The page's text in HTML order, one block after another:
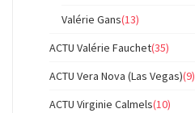
Valérie Gans(13)
ACTU Valérie Fauchet(35)
ACTU Vera Nova (Las Vegas)(9)
ACTU Virginie Calmels(10)